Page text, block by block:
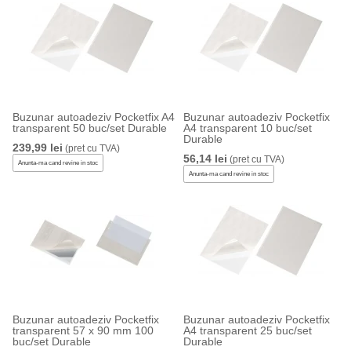
Buzunar autoadeziv Pocketfix A4
transparent 50 buc/set Durable
239,99 lei (pret cu TVA)
Anunta-ma cand revine in stoc
Buzunar autoadeziv Pocketfix
A4 transparent 10 buc/set
Durable
56,14 lei (pret cu TVA)
Anunta-ma cand revine in stoc
Buzunar autoadeziv Pocketfix
transparent 57 x 90 mm 100
buc/set Durable
Buzunar autoadeziv Pocketfix
A4 transparent 25 buc/set
Durable